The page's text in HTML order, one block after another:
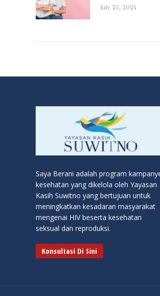
July 23, 2024
Saya Berani adalah program
kesehatan yang dikelola oleh Yayasan
Kasih Suwitno yang bertujuan untuk
meningkatkan kesadaran masyarakat
mengenai HIV beserta kesehatan
seksual dan reproduksi.
Konsultasi Di Sini